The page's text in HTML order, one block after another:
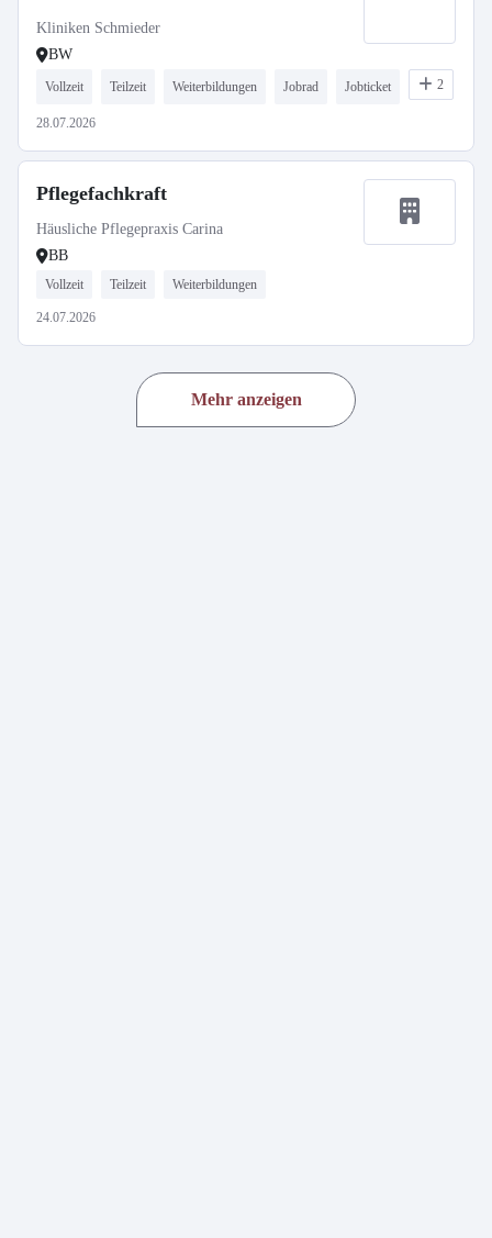
Kliniken Schmieder
BW
Vollzeit Teilzeit Weiterbildungen Jobrad Jobticket 2
28.07.2026
Pflegefachkraft
Häusliche Pflegepraxis Carina
BB
Vollzeit Teilzeit Weiterbildungen
24.07.2026
Mehr anzeigen